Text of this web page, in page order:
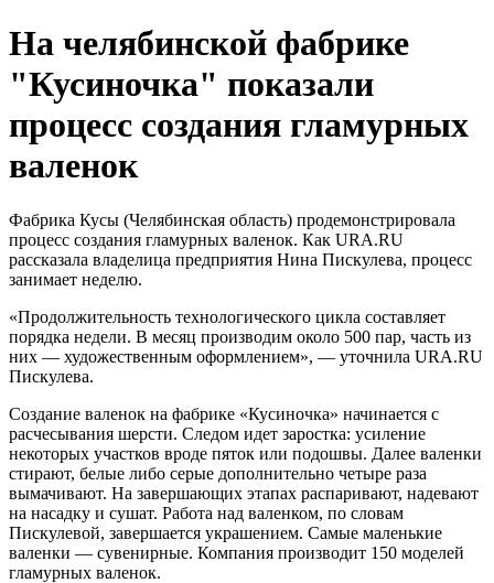
На челябинской фабрике
"Кусиночка" показали
процесс создания гламурных
валенок
Фабрика Кусы (Челябинская область) продемонстрировала
процесс создания гламурных валенок. Как URA.RU
рассказала владелица предприятия Нина Пискулева, процесс
занимает неделю.
«Продолжительность технологического цикла составляет
порядка недели. В месяц производим около 500 пар, часть из
них — художественным оформлением», — уточнила URA.RU
Пискулева.
Создание валенок на фабрике «Кусиночка» начинается с
расчесывания шерсти. Следом идет заростка: усиление
некоторых участков вроде пяток или подошвы. Далее валенки
стирают, белые либо серые дополнительно четыре раза
вымачивают. На завершающих этапах распаривают, надевают
на насадку и сушат. Работа над валенком, по словам
Пискулевой, завершается украшением. Самые маленькие
валенки — сувенирные. Компания производит 150 моделей
гламурных валенок.